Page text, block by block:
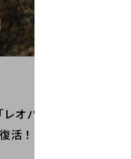
オパ
活！16